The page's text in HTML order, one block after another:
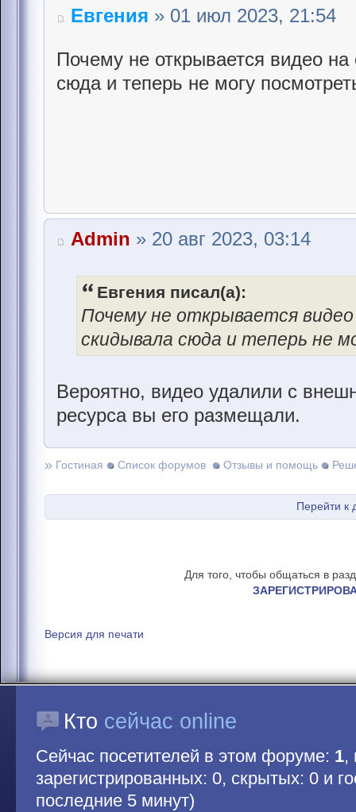
Евгения » 01 июл 2023, 21:54
Почему не открывается видео
сюда и теперь не могу
Admin » 20 авг 2023, 03:14
Евгения писал(а):
Почему не открывается
скидывала сюда и теперь не
Вероятно, видео удалили с
ресурса вы его размещали.
» Гостиная Список форумов Отзывы и помощь
Перейти к
Для того, чтобы общаться в
Версия для печати
Кто сейчас online
Сейчас посетителей в этом форуме: 1,
зарегистрированных: 0, скрытых: 0 и
последние 5 минут)